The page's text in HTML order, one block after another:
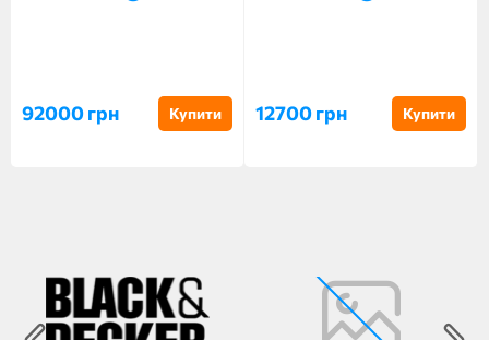
92000 грн Купити 12700 грн Купити